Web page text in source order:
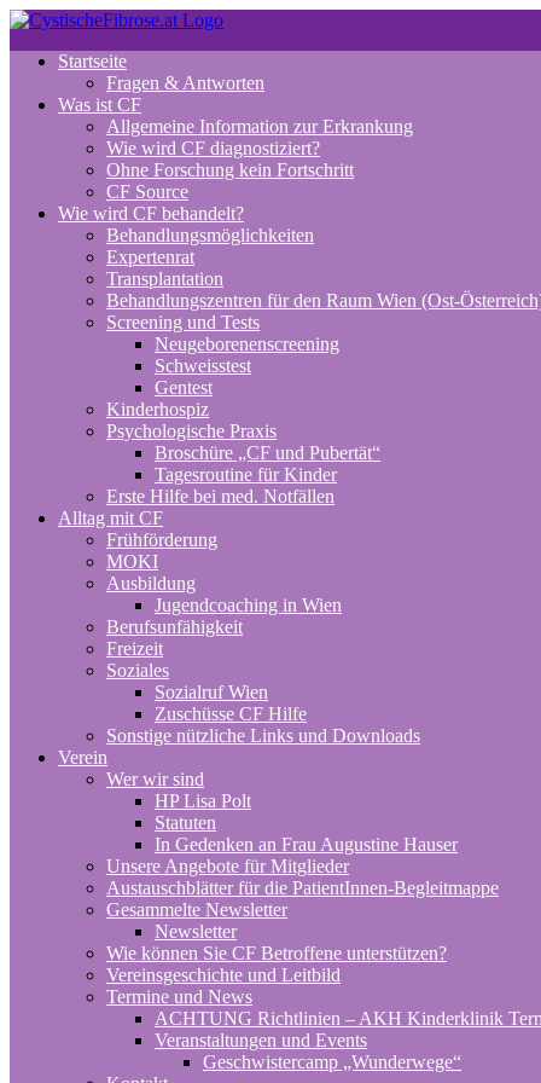
Zum
springenStartseite
Fragen & Antworten
Was ist CF
Allgemeine Information zur Erkrankung
Wie wird CF diagnostiziert?
Ohne Forschung kein Fortschritt
CF Source
Wie wird CF behandelt?
Behandlungsmöglichkeiten
Expertenrat
Transplantation
Behandlungszentren für den Raum Wien (Ost-
Screening und Tests
Neugeborenenscreening
Schweisstest
Gentest
Kinderhospiz
Psychologische Praxis
Broschüre „CF und Pubertät“
Tagesroutine für Kinder
Erste Hilfe bei med. Notfällen
Alltag mit CF
Frühförderung
MOKI
Ausbildung
Jugendcoaching in Wien
Berufsunfähigkeit
Freizeit
Soziales
Sozialruf Wien
Zuschüsse CF Hilfe
Sonstige nützliche Links und Downloads
Verein
Wer wir sind
HP Lisa Polt
Statuten
In Gedenken an Frau Augustine Hauser
Unsere Angebote für Mitglieder
Austauschblätter für die PatientInnen-Begleitmappe
Gesammelte Newsletter
Newsletter
Wie können Sie CF Betroffene unterstützen?
Vereinsgeschichte und Leitbild
Termine und News
ACHTUNG Richtlinien – AKH Kinderklinik
Veranstaltungen und Events
Geschwistercamp „Wunderwege“